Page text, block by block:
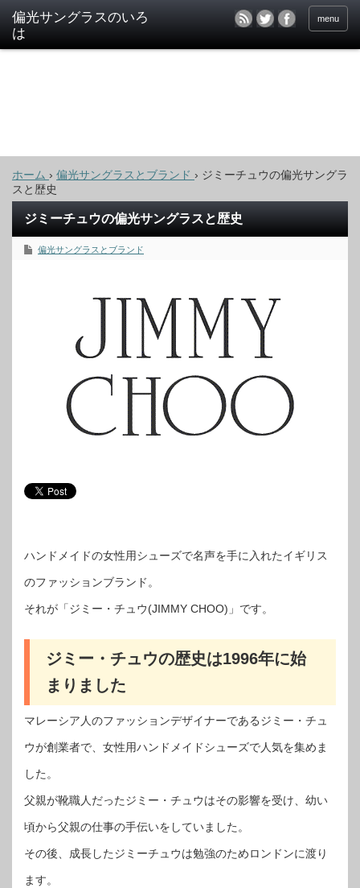
偏光サングラスのいろ
は
menu
ホーム › 偏光サングラスとブランド › ジミーチュウの偏光サングラ
スと歴史
ジミーチュウの偏光サングラスと歴史
偏光サングラスとブランド
ハンドメイドの女性用シューズで名声を手に入れたイギリス
のファッションブランド。
それが「ジミー・チュウ(JIMMY CHOO)」です。
ジミー・チュウの歴史は1996年に始
まりました
マレーシア人のファッションデザイナーであるジミー・チュ
ウが創業者で、女性用ハンドメイドシューズで人気を集めま
した。
父親が靴職人だったジミー・チュウはその影響を受け、幼い
頃から父親の仕事の手伝いをしていました。
その後、成長したジミーチュウは勉強のためロンドンに渡り
ます。